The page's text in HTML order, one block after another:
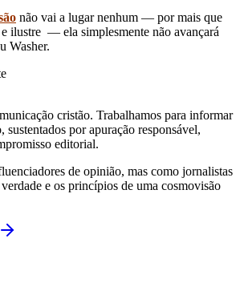
não vai a lugar nenhum — por mais que
ilustre — ela simplesmente não avançará
Washer.
cristão. Trabalhamos para informar
sustentados por apuração responsável,
editorial.
de opinião, mas como jornalistas
e os princípios de uma cosmovisão